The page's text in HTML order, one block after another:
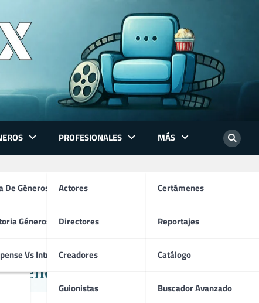
De Géneros
Géneros TV
Vs Intriga
PROFESIONALES
Actores
Directores
Creadores
Guionistas
MÁS
Certámenes
Reportajes
Catálogo
Buscador Avanzado